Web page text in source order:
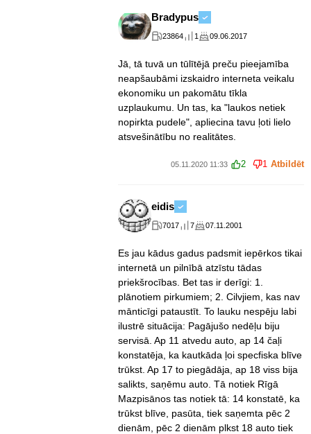
Bradypus
23864 1 09.06.2017
Jā, tā tuvā un tūlītējā preču pieejamība
neapšaubāmi izskaidro interneta veikalu
ekonomiku un pakomātu tīkla
uzplaukumu. Un tas, ka "laukos netiek
nopirkta pudele", apliecina tavu ļoti lielo
atsvešinātību no realitātes.
05.11.2020 11:33 2 1 Atbildēt
eidis
7017 7 07.11.2001
Es jau kādus gadus padsmit iepērkos tikai
internetā un pilnībā atzīstu tādas
priekšrocības. Bet tas ir derīgi: 1.
plānotiem pirkumiem; 2. Cilvjiem, kas nav
mānticīgi pataustīt. To lauku nespēju labi
ilustrē situācija: Pagājušo nedēļu biju
servisā. Ap 11 atvedu auto, ap 14 čaļi
konstatēja, ka kautkāda ļoi specfiska blīve
trūkst. Ap 17 to piegādāja, ap 18 viss bija
salikts, saņēmu auto. Tā notiek Rīgā
Mazpisānos tas notiek tā: 14 konstatē, ka
trūkst blīve, pasūta, tiek saņemta pēc 2
dienām, pēc 2 dienām plkst 18 auto tiek